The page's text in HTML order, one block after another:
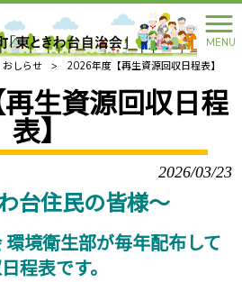
MENU
おしらせ > 2026年度【再生資源回収日程表】
生資源回収日程
表】
2026/03/23
台住民の皆様～
境衛生部が毎年配布して
程表です。